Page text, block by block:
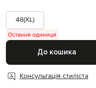
48(XL)
Остання одиниця
До кошика
Консультація стиліста